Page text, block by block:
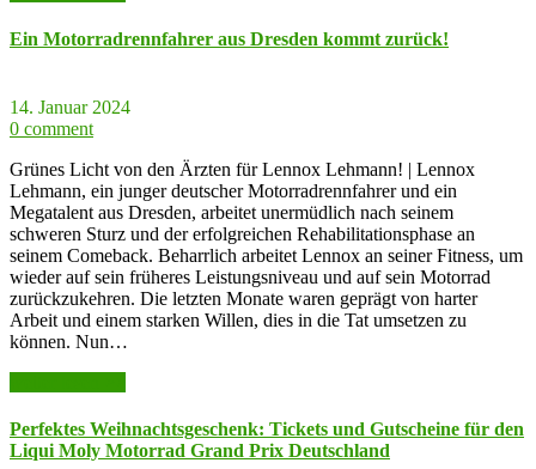
Ein Motorradrennfahrer aus Dresden kommt zurück!
14. Januar 2024
0 comment
Grünes Licht von den Ärzten für Lennox Lehmann! | Lennox
Lehmann, ein junger deutscher Motorradrennfahrer und ein
Megatalent aus Dresden, arbeitet unermüdlich nach seinem
schweren Sturz und der erfolgreichen Rehabilitationsphase an
seinem Comeback. Beharrlich arbeitet Lennox an seiner Fitness, um
wieder auf sein früheres Leistungsniveau und auf sein Motorrad
zurückzukehren. Die letzten Monate waren geprägt von harter
Arbeit und einem starken Willen, dies in die Tat umsetzen zu
können. Nun…
Perfektes Weihnachtsgeschenk: Tickets und Gutscheine für den
Liqui Moly Motorrad Grand Prix Deutschland